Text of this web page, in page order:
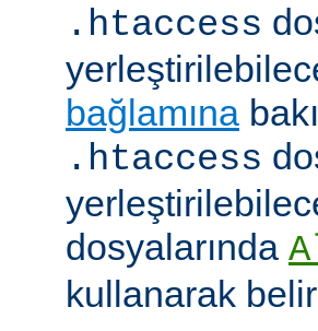
.htaccess
bağlamına
.htaccess
dosyalarında
kullanarak